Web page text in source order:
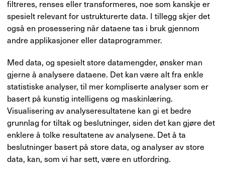
filtreres, renses eller transformeres, noe som kanskje er
spesielt relevant for ustrukturerte data. I tillegg skjer det
også en prosessering når dataene tas i bruk gjennom
andre applikasjoner eller dataprogrammer.
Med data, og spesielt store datamengder, ønsker man
gjerne å analysere dataene. Det kan være alt fra enkle
statistiske analyser, til mer kompliserte analyser som er
basert på kunstig intelligens og maskinlæring.
Visualisering av analyseresultatene kan gi et bedre
grunnlag for tiltak og beslutninger, siden det kan gjøre det
enklere å tolke resultatene av analysene. Det å ta
beslutninger basert på store data, og analyser av store
data, kan, som vi har sett, være en utfordring.